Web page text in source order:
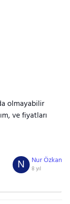
olmayabilir
ve fiyatları
Nur Özkan
8 yıl
N